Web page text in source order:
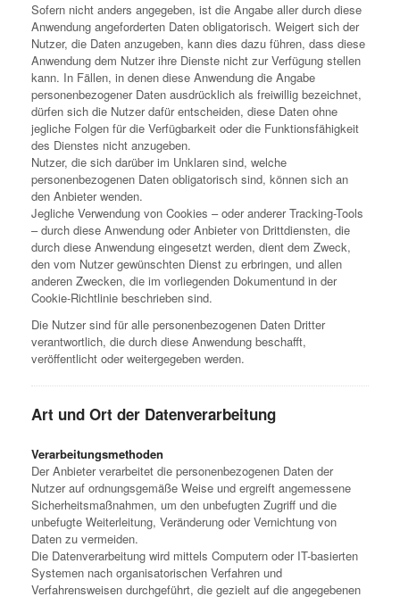
Sofern nicht anders angegeben, ist die Angabe aller durch diese
Anwendung angeforderten Daten obligatorisch. Weigert sich der
Nutzer, die Daten anzugeben, kann dies dazu führen, dass diese
Anwendung dem Nutzer ihre Dienste nicht zur Verfügung stellen
kann. In Fällen, in denen diese Anwendung die Angabe
personenbezogener Daten ausdrücklich als freiwillig bezeichnet,
dürfen sich die Nutzer dafür entscheiden, diese Daten ohne
jegliche Folgen für die Verfügbarkeit oder die Funktionsfähigkeit
des Dienstes nicht anzugeben.
Nutzer, die sich darüber im Unklaren sind, welche
personenbezogenen Daten obligatorisch sind, können sich an
den Anbieter wenden.
Jegliche Verwendung von Cookies – oder anderer Tracking-Tools
– durch diese Anwendung oder Anbieter von Drittdiensten, die
durch diese Anwendung eingesetzt werden, dient dem Zweck,
den vom Nutzer gewünschten Dienst zu erbringen, und allen
anderen Zwecken, die im vorliegenden Dokumentund in der
Cookie-Richtlinie beschrieben sind.
Die Nutzer sind für alle personenbezogenen Daten Dritter
verantwortlich, die durch diese Anwendung beschafft,
veröffentlicht oder weitergegeben werden.
Art und Ort der Datenverarbeitung
Verarbeitungsmethoden
Der Anbieter verarbeitet die personenbezogenen Daten der
Nutzer auf ordnungsgemäße Weise und ergreift angemessene
Sicherheitsmaßnahmen, um den unbefugten Zugriff und die
unbefugte Weiterleitung, Veränderung oder Vernichtung von
Daten zu vermeiden.
Die Datenverarbeitung wird mittels Computern oder IT-basierten
Systemen nach organisatorischen Verfahren und
Verfahrensweisen durchgeführt, die gezielt auf die angegebenen